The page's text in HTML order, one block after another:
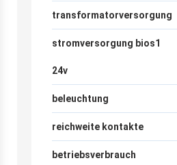
transformatorversorgung
stromversorgung bios1
24v
beleuchtung
reichweite kontakte
betriebsverbrauch